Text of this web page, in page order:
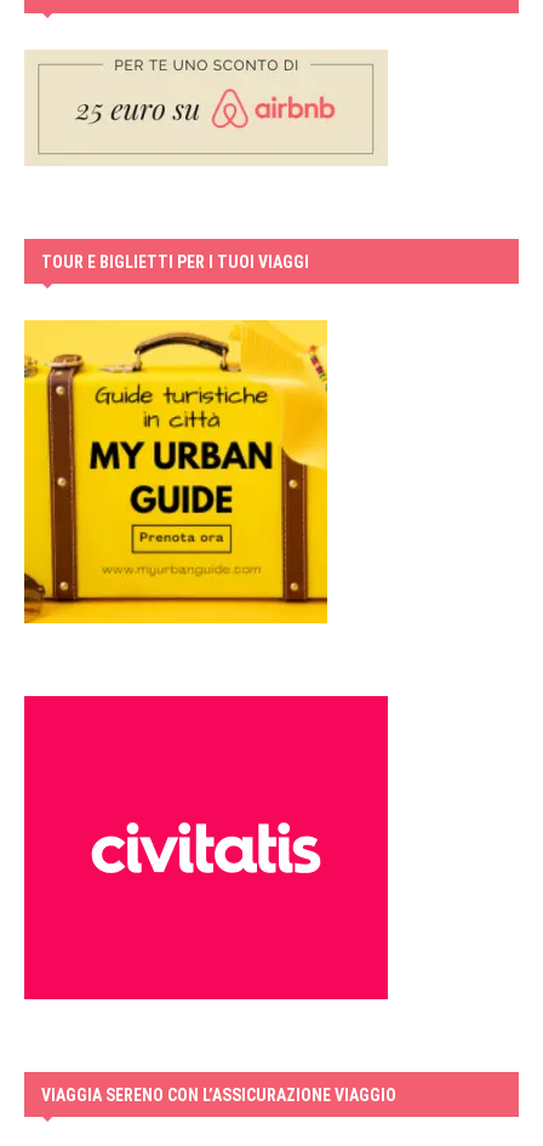
TOUR E BIGLIETTI PER I TUOI VIAGGI
VIAGGIA SERENO CON L’ASSICURAZIONE VIAGGIO